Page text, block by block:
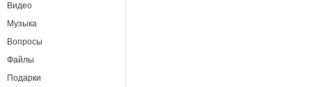
Видео
Музыка
Вопросы
Файлы
Подарки